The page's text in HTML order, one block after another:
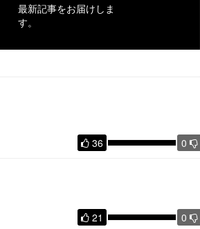
最新記事をお届けしま
す。
36 0
21 0